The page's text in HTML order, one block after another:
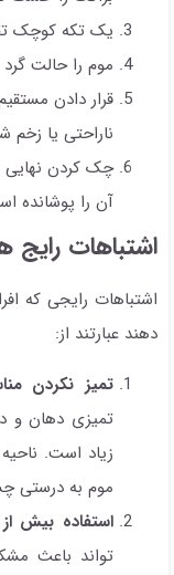
یک تکه کوچک
موم را حالت
قرار دادن
ناراحتی یا
چک کردن نهایی
آن را پوشانده
اشتباهات رایج
اشتباهات رایجی که
دهند عبارتند از:
تمیز نکردن
تمیزی دهان و
زیاد است.
موم به درستی
استفاده بیش
تواند باعث